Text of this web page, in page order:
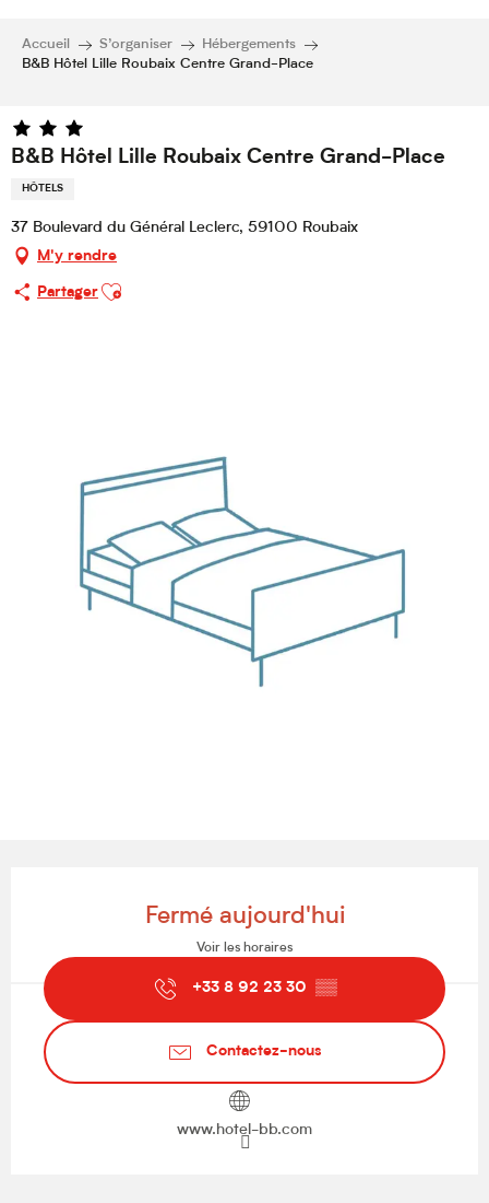
Accueil S’organiser
Hébergements
B&B Hôtel Lille Roubaix Centre Grand-Place
B&B Hôtel Lille Roubaix Centre Grand-Place
HÔTELS
37 Boulevard du Général Leclerc, 59100 Roubaix
M'y rendre
Partager
Ajouter aux favoris
Fermé aujourd'hui
Voir les horaires
+33 8 92 23 30 ▒▒
Contactez-nous
www.hotel-bb.com